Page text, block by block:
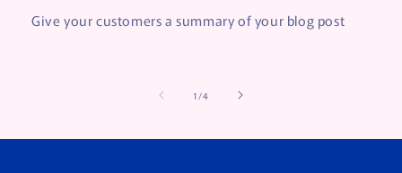
Give your customers a summary of your blog post
1 /of
4